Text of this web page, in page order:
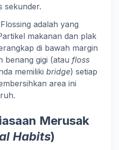
sekunder.
Flossing adalah yang
makanan dan plak
di bawah margin
benang gigi (atau floss
memiliki bridge) setiap
area ini
Merusak
Habits)